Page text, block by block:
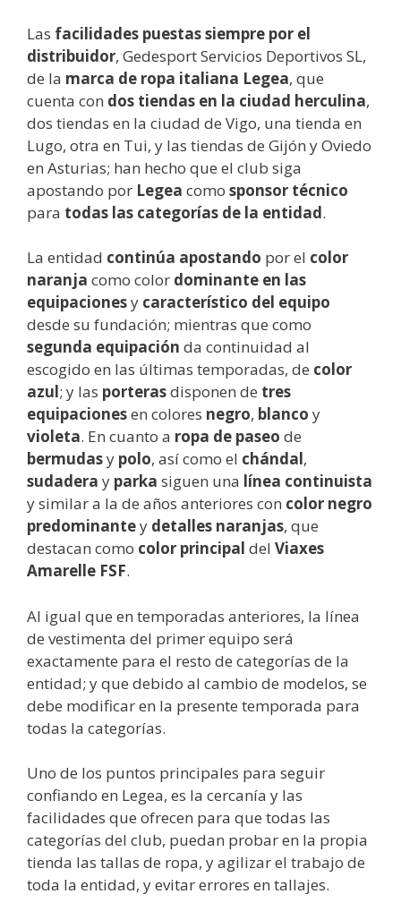
Las facilidades puestas siempre por el
distribuidor, Gedesport Servicios Deportivos SL,
de la marca de ropa italiana Legea, que
cuenta con dos tiendas en la ciudad herculina,
dos tiendas en la ciudad de Vigo, una tienda en
Lugo, otra en Tui, y las tiendas de Gijón y Oviedo
en Asturias; han hecho que el club siga
apostando por Legea como sponsor técnico
para todas las categorías de la entidad.
La entidad continúa apostando por el color
naranja como color dominante en las
equipacionesy característico del equipo
desde su fundación; mientras que como
segunda equipación da continuidad al
escogido en las últimas temporadas, de color
azul; y las porterasdisponen de tres
equipacionesen colores negro, blanco y
violeta. En cuanto a ropa de paseo de
bermudasy polo, así como el chándal,
sudadera y parka siguen una línea continuista
y similar a la de años anteriores con color negro
predominantey detalles naranjas, que
destacan como color principal del Viaxes
Amarelle FSF.
Al igual que en temporadas anteriores, la línea
de vestimenta del primer equipo será
exactamente para el resto de categorías de la
entidad; y que debido al cambio de modelos, se
debe modificar en la presente temporada para
todas la categorías.
Uno de los puntos principales para seguir
confiando en Legea, es la cercanía y las
facilidades que ofrecen para que todas las
categorías del club, puedan probar en la propia
tienda las tallas de ropa, y agilizar el trabajo de
toda la entidad, y evitar errores en tallajes.